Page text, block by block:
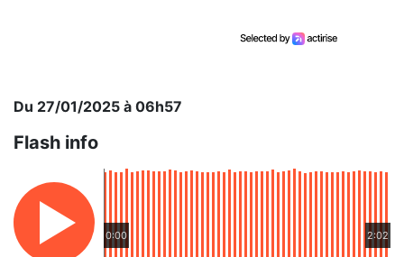
Du 27/01/2025 à 06h57
Flash info
0:00 2:02